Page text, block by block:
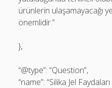
ürünlerin ulaşamayacağı
önemlidir.”
},
“@type”: “Question”,
“name”: “Silika Jel